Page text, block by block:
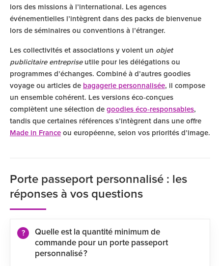
lors des missions à l’international. Les agences
événementielles l’intègrent dans des packs de bienvenue
lors de séminaires ou conventions à l’étranger.
Les collectivités et associations y voient un objet
publicitaire entrepriseutile pour les délégations ou
programmes d’échanges. Combiné à d’autres goodies
voyage ou articles de bagagerie personnalisée, il compose
un ensemble cohérent. Les versions éco‑conçues
complètent une sélection de goodies éco‑responsables,
tandis que certaines références s’intègrent dans une offre
Made in France ou européenne, selon vos priorités d’image.
Porte passeport personnalisé : les
réponses à vos questions
Quelle est la quantité minimum de
commande pour un porte passeport
personnalisé ?